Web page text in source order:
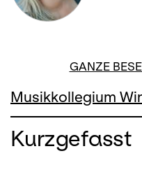
GANZE
Musikkollegium
Kurzgefasst